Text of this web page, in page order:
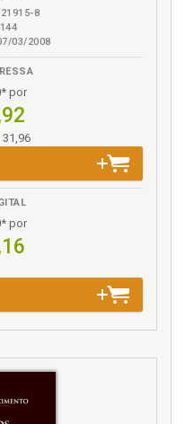
8
144
03/2008
* por
31,96
* por